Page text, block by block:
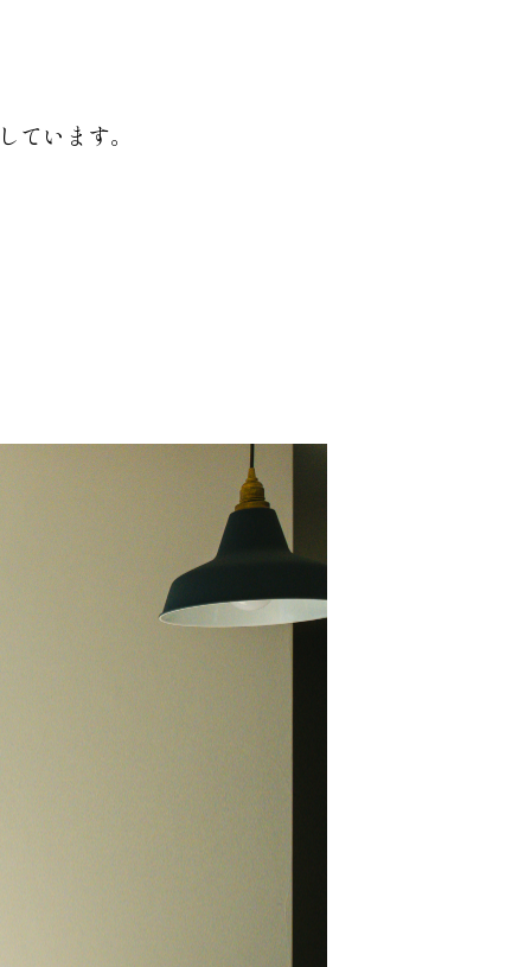
います。